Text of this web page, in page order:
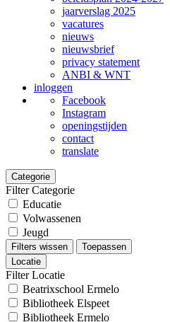
jaarverslag 2025
vacatures
nieuws
nieuwsbrief
privacy statement
ANBI & WNT
inloggen
Facebook
Instagram
openingstijden
contact
translate
Categorie
Filter Categorie
Educatie
Volwassenen
Jeugd
Filters wissen
Toepassen
Locatie
Filter Locatie
Beatrixschool Ermelo
Bibliotheek Elspeet
Bibliotheek Ermelo